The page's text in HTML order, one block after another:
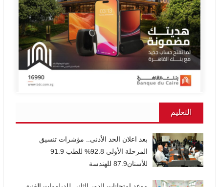
التعليم
بعد اعلان الحد الأدنى.. مؤشرات تنسيق
المرحلة الأولي 92.8% للطب 91.9
للأسنان87.9 للهندسة